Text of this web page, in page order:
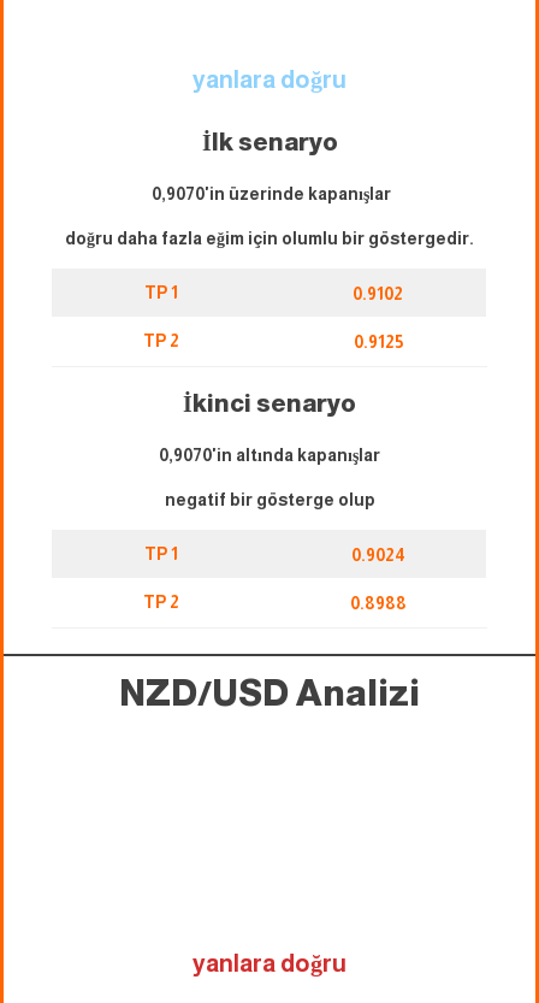
yanlara doğru
İlk senaryo
0,9070'in üzerinde kapanışlar
doğru daha fazla eğim için olumlu bir göstergedir.
TP 1 0.9102
TP 2 0.9125
İkinci senaryo
0,9070'in altında kapanışlar
negatif bir gösterge olup
TP 1 0.9024
TP 2 0.8988
NZD/USD Analizi
yanlara doğru